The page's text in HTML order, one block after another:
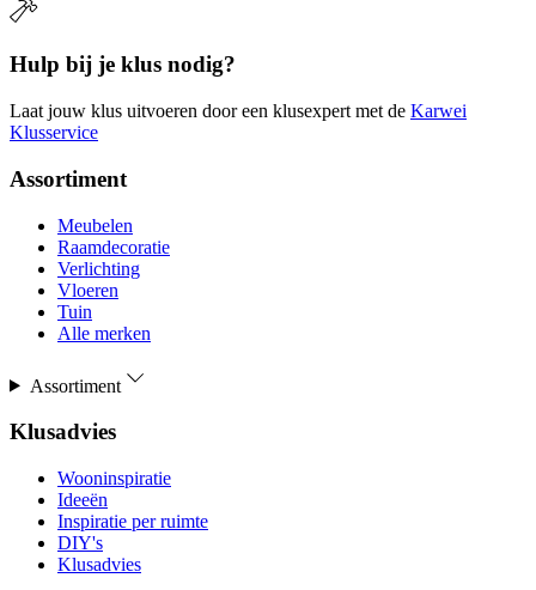
Hulp bij je klus nodig?
Laat jouw klus uitvoeren door een klusexpert met de Karwei
Klusservice
Assortiment
Meubelen
Raamdecoratie
Verlichting
Vloeren
Tuin
Alle merken
Assortiment
Klusadvies
Wooninspiratie
Ideeën
Inspiratie per ruimte
DIY's
Klusadvies